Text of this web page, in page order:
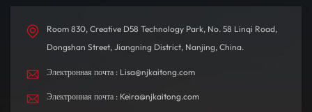
Room 830, Creative D58 Technology Park, No. 58 Linqi Road,
Dongshan Street, Jiangning District, Nanjing, China.
Электронная почта : Lisa@njkaitong.com
Электронная почта : Keira@njkaitong.com